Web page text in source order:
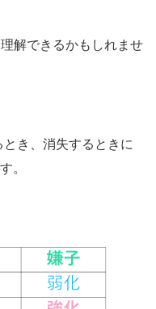
解できるかもしれませ
き、消失するときに
。